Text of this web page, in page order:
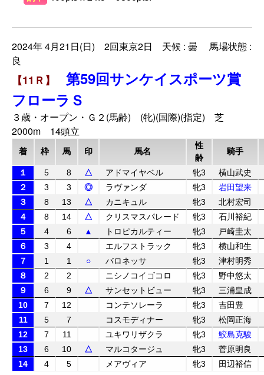
2024年 4月21日(日) 2回東京2日 天候 : 曇 馬場状態 :
良
【11Ｒ】 第59回サンケイスポーツ賞
フローラＳ
３歳・オープン・Ｇ２(馬齢) (牝)(国際)(指定) 芝
2000m 14頭立
着 枠 馬 印 馬名
性
齢
騎手
１ 5 8 △ アドマイヤベル 牝3
横山武史
２
3 3 ◎ ラヴァンダ 牝3
岩田望来
３
8 13 △ カニキュル 牝3
北村宏司
４
8 14 △ クリスマスパレード 牝3
石川裕紀
５
4 6 ▲ トロピカルティー 牝3
戸崎圭太
６
3 4 エルフストラック 牝3
横山和生
７
1 1 ○ バロネッサ 牝3
津村明秀
８
2 2 ニシノコイゴコロ 牝3
野中悠太
９
6 9 △ サンセットビュー 牝3
三浦皇成
10
7 12 コンテソレーラ 牝3
吉田豊
11
5 7 コスモディナー 牝3
松岡正海
12
7 11 ユキワリザクラ 牝3
鮫島克駿
13
6 10 △ マルコタージュ 牝3
菅原明良
14
4 5 メアヴィア 牝3 田辺裕信